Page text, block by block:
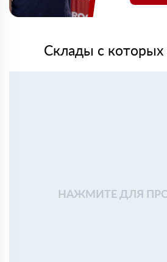
Склады с
НАЖМИТЕ ДЛЯ